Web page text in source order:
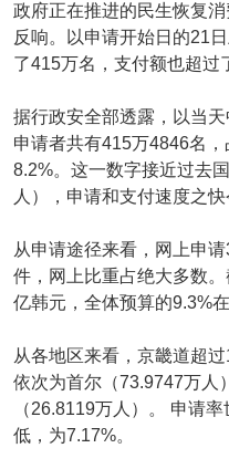
政府正在推进的民生恢复
反响。以申请开始日的21
了415万名，支付额也超过
据行政安全部透露，以当
申请者共有415万4846名
8.2%。这一数字接近过去
人），申请和支付速度之快
从申请途径来看，网上申
件，网上比重占绝大多数
亿韩元，全体预算的9.3%
从各地区来看，京畿道超
依次为首尔（73.9747万人
（26.8119万人）。 申请
低，为7.17%。